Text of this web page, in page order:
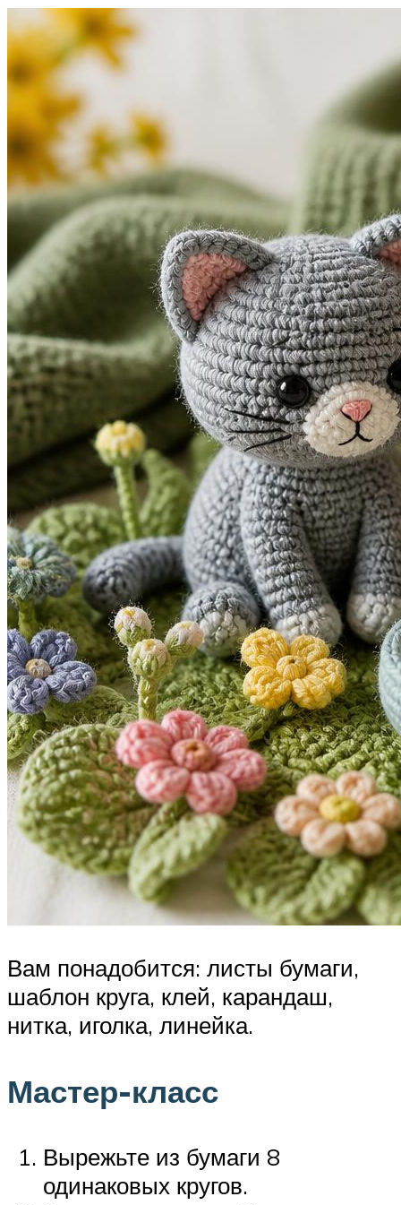
Вам понадобится: листы бумаги,
шаблон круга, клей, карандаш,
нитка, иголка, линейка.
Мастер-класс
Вырежьте из бумаги 8
одинаковых кругов.